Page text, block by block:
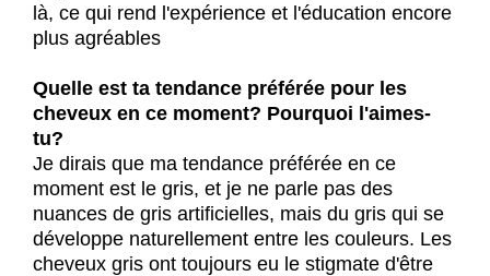
là, ce qui rend l'expérience et l'éducation encore
plus agréables
Quelle est ta tendance préférée pour les
cheveux en ce moment? Pourquoi l'aimes-
tu?
Je dirais que ma tendance préférée en ce
moment est le gris, et je ne parle pas des
nuances de gris artificielles, mais du gris qui se
développe naturellement entre les couleurs. Les
cheveux gris ont toujours eu le stigmate d'être